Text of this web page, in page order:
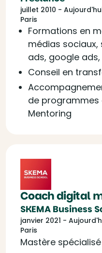
juillet 2010 -
Paris
Formations en
médias sociaux,
ads, google
Conseil en
de programmes
Mentoring
Coach digital
SKEMA Business
janvier 2021 -
Paris
Mastère